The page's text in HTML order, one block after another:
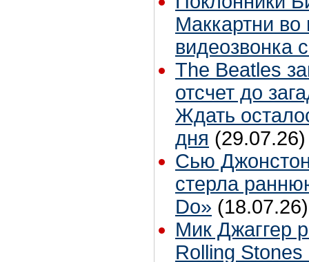
Маккартни во
видеозвонка
The Beatles
отсчет до
Ждать
дня (29.07.26)
Сью
стерла
Do» (18.07.26)
Мик Джаггер
Rolling Stones